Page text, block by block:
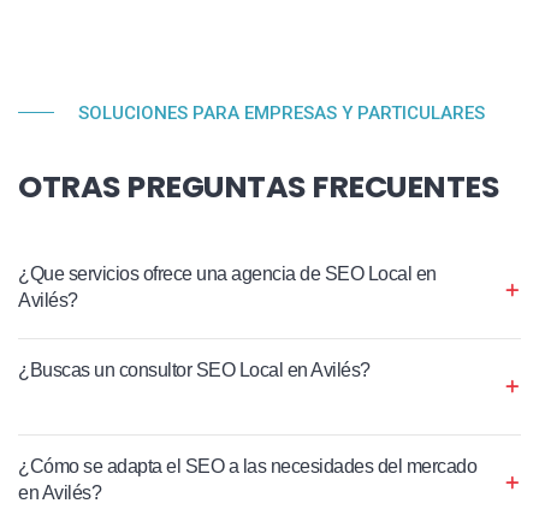
SOLUCIONES PARA EMPRESAS Y PARTICULARES
OTRAS PREGUNTAS FRECUENTES
¿Que servicios ofrece una agencia de SEO Local en
Avilés?
¿Buscas un consultor SEO Local en Avilés?
¿Cómo se adapta el SEO a las necesidades del mercado
en Avilés?